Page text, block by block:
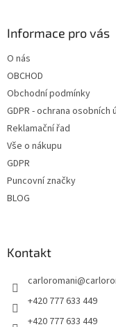
Informace pro vás
O nás
OBCHOD
Obchodní podmínky
GDPR - ochrana osobních
Reklamační řad
Vše o nákupu
GDPR
Puncovní značky
BLOG
Kontakt
carloromani@
+420 777 633 449
+420 777 633 449